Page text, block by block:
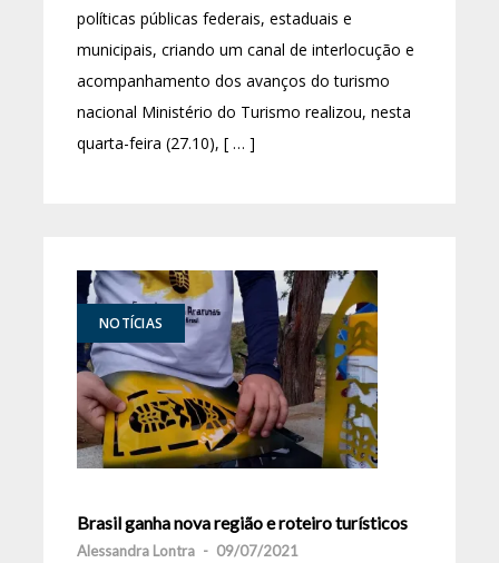
políticas públicas federais, estaduais e
municipais, criando um canal de interlocução e
acompanhamento dos avanços do turismo
nacional Ministério do Turismo realizou, nesta
quarta-feira (27.10), [ … ]
NOTÍCIAS
Brasil ganha nova região e roteiro turísticos
Alessandra Lontra - 09/07/2021